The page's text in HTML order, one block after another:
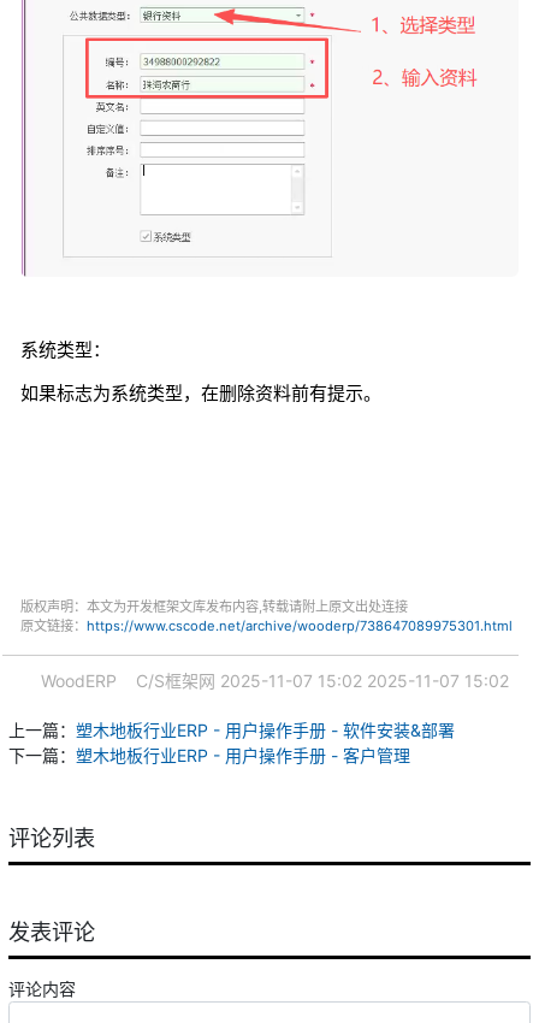
系统类型：
如果标志为系统类型，在删除资料前有提示。
版权声明：本文为开发框架文库发布内容,转载请附上原文出处连接
原文链接： https://www.cscode.net/archive/wooderp/738647089975301.html
WoodERP C/S框架网 2025-11-07 15:02 2025-11-07 15:02
上一篇： 塑木地板行业ERP - 用户操作手册 - 软件安装&部署
下一篇： 塑木地板行业ERP - 用户操作手册 - 客户管理
评论列表
发表评论
评论内容